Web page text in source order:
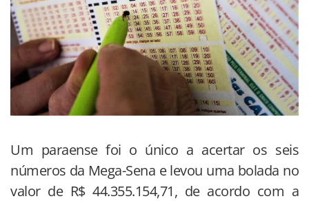
Um paraense foi o único a acertar os seis
números da Mega-Sena e levou uma bolada no
valor de R$ 44.355.154,71, de acordo com a